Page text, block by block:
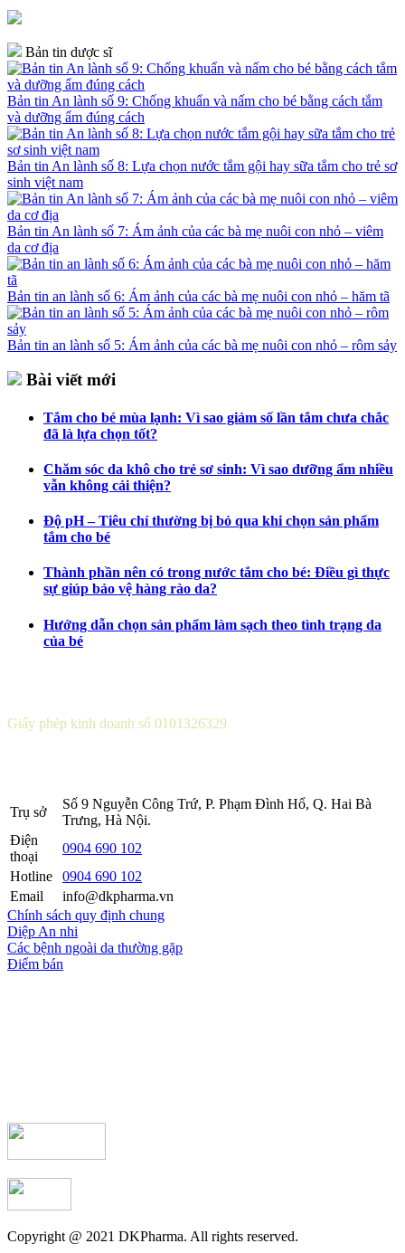
Bản tin dược sĩ
Bản tin An lành số 9: Chống khuẩn và nấm cho bé bằng cách tắm
và dưỡng ẩm đúng cách
Bản tin An lành số 8: Lựa chọn nước tắm gội hay sữa tắm cho trẻ sơ
sinh việt nam
Bản tin An lành số 7: Ám ảnh của các bà mẹ nuôi con nhỏ – viêm
da cơ địa
Bản tin an lành số 6: Ám ảnh của các bà mẹ nuôi con nhỏ – hăm tã
Bản tin an lành số 5: Ám ảnh của các bà mẹ nuôi con nhỏ – rôm sảy
Bài viết mới
Tắm cho bé mùa lạnh: Vì sao giảm số lần tắm chưa chắc
đã là lựa chọn tốt?
Chăm sóc da khô cho trẻ sơ sinh: Vì sao dưỡng ẩm nhiều
vẫn không cải thiện?
Độ pH – Tiêu chí thường bị bỏ qua khi chọn sản phẩm
tắm cho bé
Thành phần nên có trong nước tắm cho bé: Điều gì thực
sự giúp bảo vệ hàng rào da?
Hướng dẫn chọn sản phẩm làm sạch theo tình trạng da
của bé
Giấy phép kinh doanh số 0101326329
Trụ sở
Số 9 Nguyễn Công Trứ, P. Phạm Đình Hổ, Q. Hai Bà
Trưng, Hà Nội.
Điện
thoại
0904 690 102
Hotline
0904 690 102
Email
info@dkpharma.vn
Chính sách quy định chung
Diệp An nhi
Các bệnh ngoài da thường gặp
Điểm bán
Copyright @ 2021 DKPharma. All rights reserved.